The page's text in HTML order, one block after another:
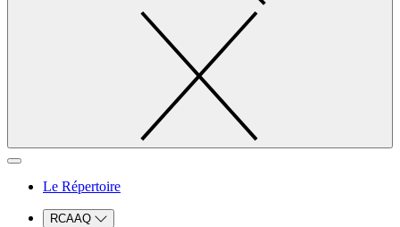
Le Répertoire
RCAAQ